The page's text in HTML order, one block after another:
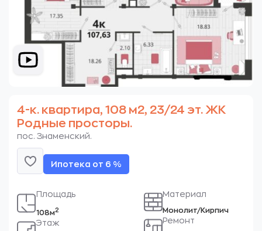
4-к. квартира, 108 м2, 23/24 эт. ЖК
Родные просторы.
пос. Знаменский.
Ипотека от 6 %
Площадь
108м2
Этаж
Материал
Монолит/Кирпич
Ремонт